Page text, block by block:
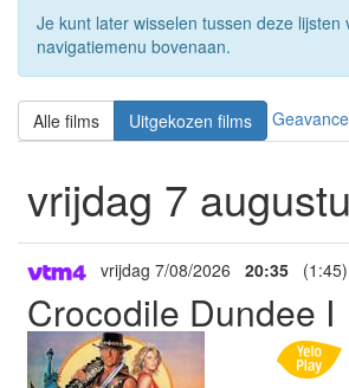
Je kunt later wisselen tussen deze lijsten
navigatiemenu bovenaan.
Alle films Uitgekozen films
vrijdag 7
vrijdag 7/08/2026 20:35 (1:45)
Crocodile Dundee I